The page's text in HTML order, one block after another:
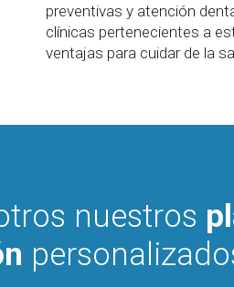
preventivas y atención
clínicas pertenecientes a
ventajas para cuidar de la
nuestros